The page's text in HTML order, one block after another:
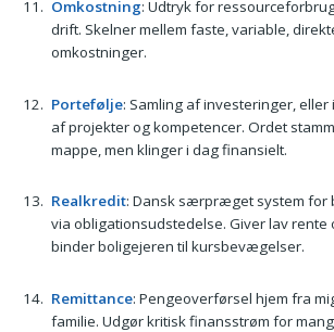
Omkostning: Udtryk for
drift. Skelner mellem faste, variable,
omkostninger.
Portefølje: Samling af investeringer,
af projekter og kompetencer. Ordet
mappe, men klinger i dag finansielt.
Realkredit: Dansk særpræget system for
via obligationsudstedelse. Giver lav rente
binder boligejeren til kursbevægelser.
Remittance: Pengeoverførsel hjem fra
familie. Udgør kritisk finansstrøm for